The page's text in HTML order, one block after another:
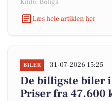
Kilde: Boliga
Læs hele artiklen her
BILER 31-07-2026 15:25
De billigste biler
Priser fra 47.600